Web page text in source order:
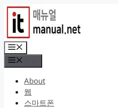
컨
로
건
너
뉴
About
웹
스마트폰